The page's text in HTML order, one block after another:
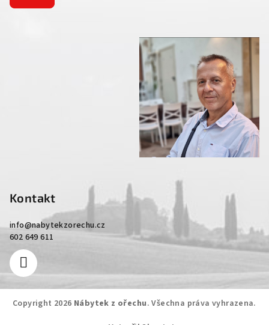
Kontakt
info@nabytekzorechu.cz
602 649 611
Copyright 2026 Nábytek z ořechu. Všechna práva vyhrazena.